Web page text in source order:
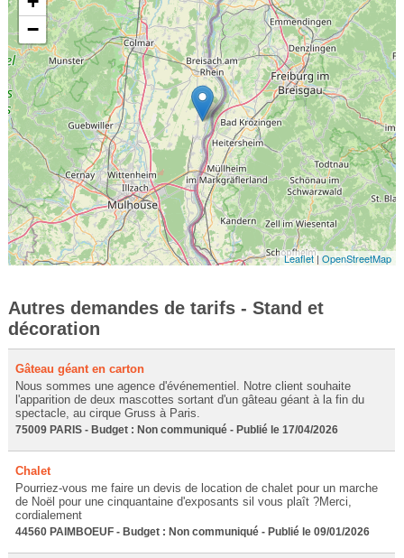
−
Leaflet|OpenStreetMap
Autres demandes de tarifs - Stand et
décoration
Gâteau géant en carton
Nous sommes une agence d'événementiel. Notre client souhaite
l'apparition de deux mascottes sortant d'un gâteau géant à la fin du
spectacle, au cirque Gruss à Paris.
75009 PARIS - Budget : Non communiqué - Publié le 17/04/2026
Chalet
Pourriez-vous me faire un devis de location de chalet pour un marche
de Noël pour une cinquantaine d'exposants sil vous plaît ?Merci,
cordialement
44560 PAIMBOEUF - Budget : Non communiqué - Publié le 09/01/2026